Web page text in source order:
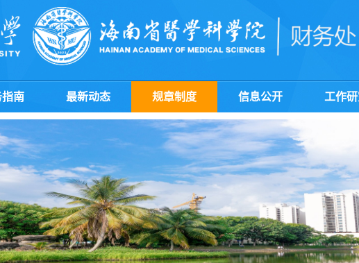
指南 最新动态 规章制度 信息公开 工作